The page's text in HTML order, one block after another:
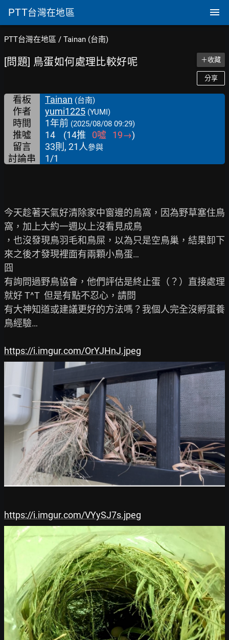
PTT台灣在地區
PTT台灣在地區 / Tainan (台南)
[問題] 鳥蛋如何處理比較好呢 ＋收藏
分享
看板 Tainan (台南)
作者 yumi1225 (YUMI)
時間 1年前 (2025/08/08 09:29)
推噓 14 (14推 0噓 19→)
留言
33則, 21人參與
討論串 1/1
今天趁著天氣好清除家中窗邊的烏窩，因為野草塞住鳥
窩，加上大約一週以上沒看見成鳥
，也沒發現鳥羽毛和鳥屎，以為只是空鳥巢，結果卸下
來之後才發現裡面有兩顆小鳥蛋…
囧
有詢問過野鳥協會，他們評估是終止蛋（？）直接處理
就好 T^T  但是有點不忍心，請問
有大神知道或建議更好的方法嗎？我個人完全沒孵蛋養
鳥經驗…
https://i.imgur.com/OrYJHnJ.jpeg
https://i.imgur.com/VYySJ7s.jpeg